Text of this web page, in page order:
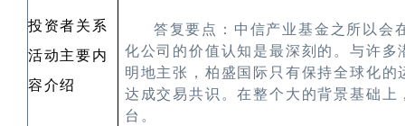
投资者关系
活动主要内
容介绍
答复要点： 中信产业基金之所以会
化公司的价值认知是最深刻的。与许
明地主张，柏盛国际只有保持全球化
达成交易共识。在整个大的背景基础
台。